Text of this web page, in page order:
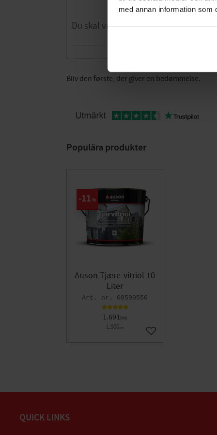
med annan information som
Bliv den første, der giver en bedømmelse.
Populära produkter
Auson Tjære-vitriol 10
Liter
60590556
1.691DKK
1.900DKK
11 %
Gem som favorit
QUICK LINKS